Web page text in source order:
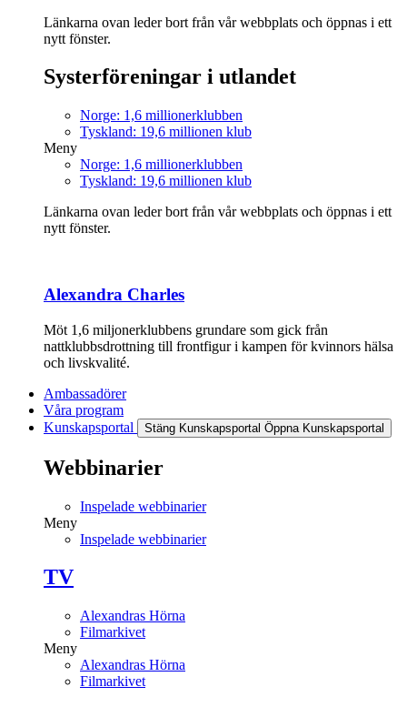
Länkarna ovan leder bort från vår webbplats och öppnas i ett
nytt fönster.
Systerföreningar i utlandet
Norge: 1,6 millionerklubben
Tyskland: 19,6 millionen klub
Meny
Norge: 1,6 millionerklubben
Tyskland: 19,6 millionen klub
Länkarna ovan leder bort från vår webbplats och öppnas i ett
nytt fönster.
Alexandra Charles
Möt 1,6 miljonerklubbens grundare som gick från
nattklubbsdrottning till frontfigur i kampen för kvinnors hälsa
och livskvalité.
Ambassadörer
Våra program
Kunskapsportal
Stäng Kunskapsportal Öppna Kunskapsportal
Webbinarier
Inspelade webbinarier
Meny
Inspelade webbinarier
TV
Alexandras Hörna
Filmarkivet
Meny
Alexandras Hörna
Filmarkivet